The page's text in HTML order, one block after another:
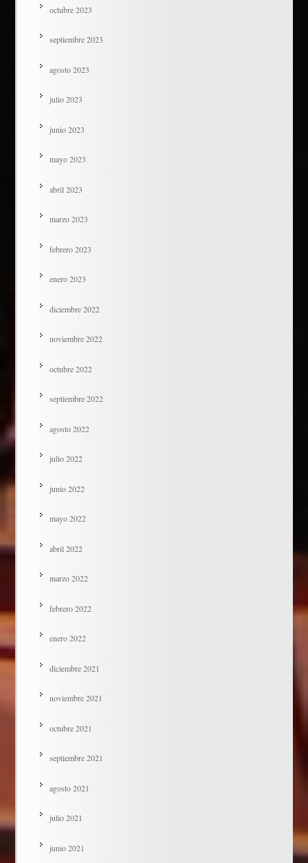
octubre 2023
septiembre 2023
agosto 2023
julio 2023
junio 2023
mayo 2023
abril 2023
marzo 2023
febrero 2023
enero 2023
diciembre 2022
noviembre 2022
octubre 2022
septiembre 2022
agosto 2022
julio 2022
junio 2022
mayo 2022
abril 2022
marzo 2022
febrero 2022
enero 2022
diciembre 2021
noviembre 2021
octubre 2021
septiembre 2021
agosto 2021
julio 2021
junio 2021